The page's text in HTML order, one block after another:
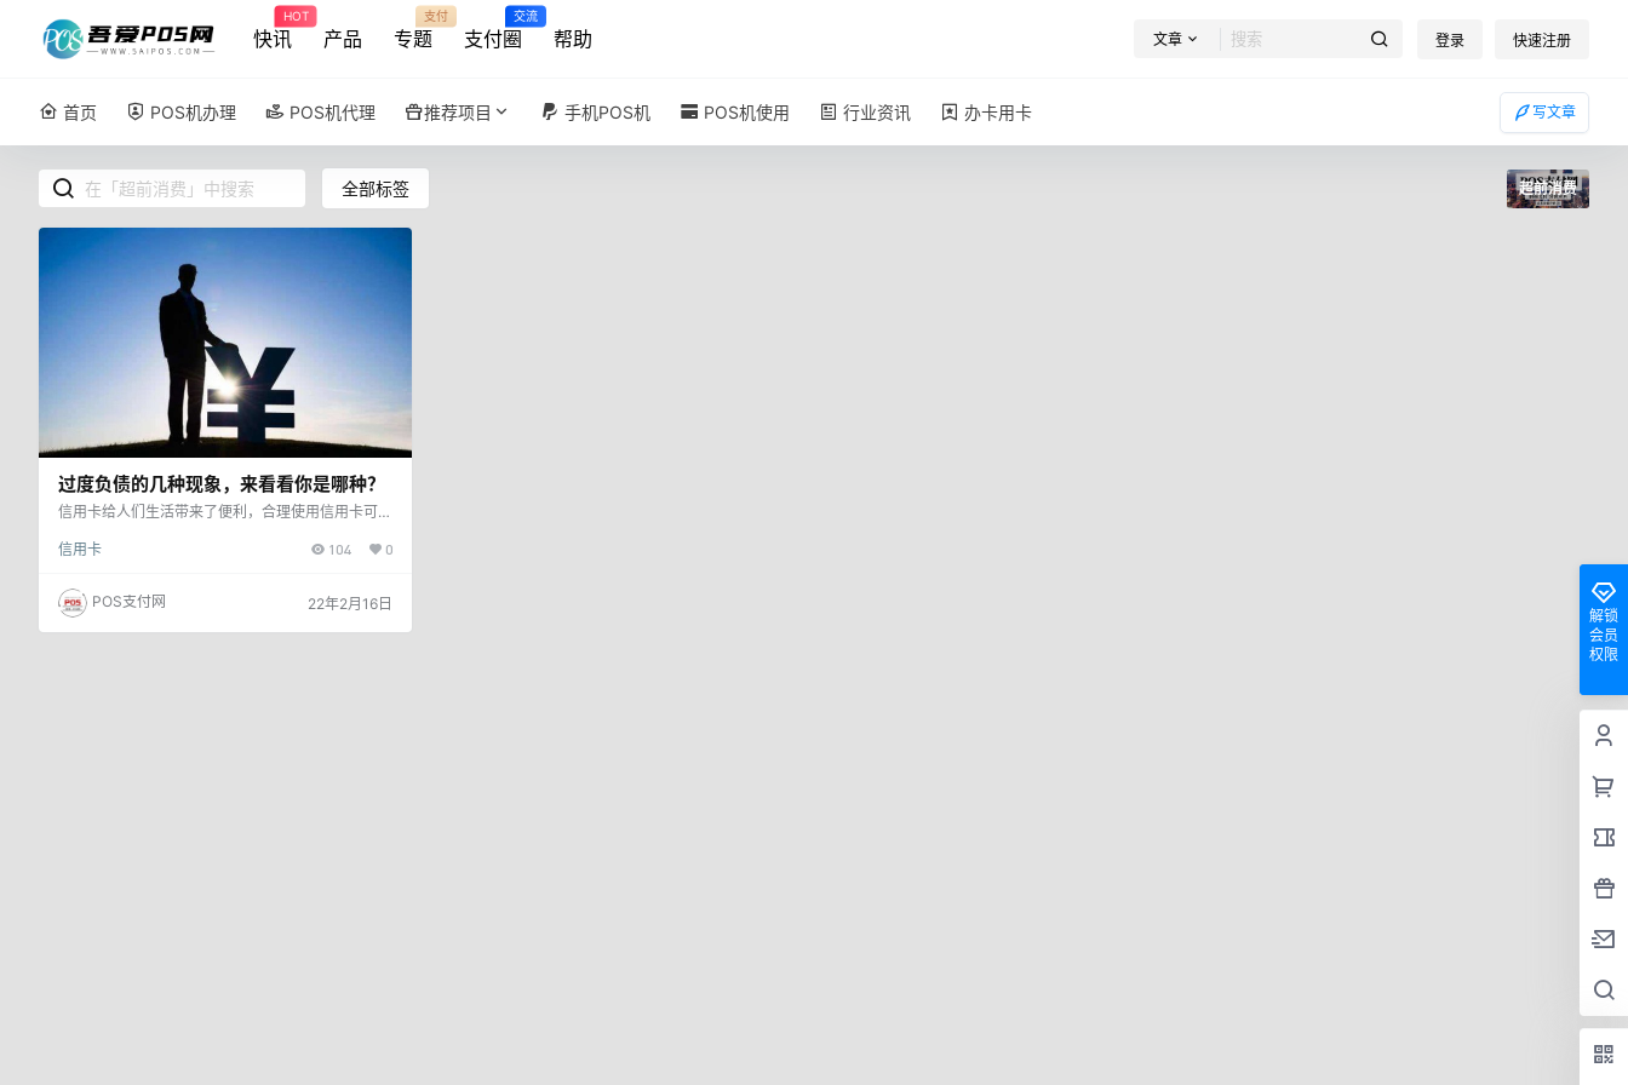
快讯
HOT
产品 专题
支付
支付圈
交流
帮助 文章 登录 快速注册
首页 POS机办理 POS机代理 推荐项目 手机POS机 POS机使用 行业资讯 办卡用卡 写文章
全部标签 超前消费
过度负债的几种现象，来看看你是哪种？
信用卡给人们生活带来了便利，合理使用信用卡可以
人如坠深渊。 1 超前消费陷入“以贷还贷”深坑 小明
了几千元。眼看距离下个月发工资还有挺长时间，正
好有个银行业务员来小明公司推销信用卡，他果断办
了一张，没两天卡就寄到了，总算解决了燃眉之急。
信用卡 104 0
POS支付网 22年2月16日
解锁
会员
权限